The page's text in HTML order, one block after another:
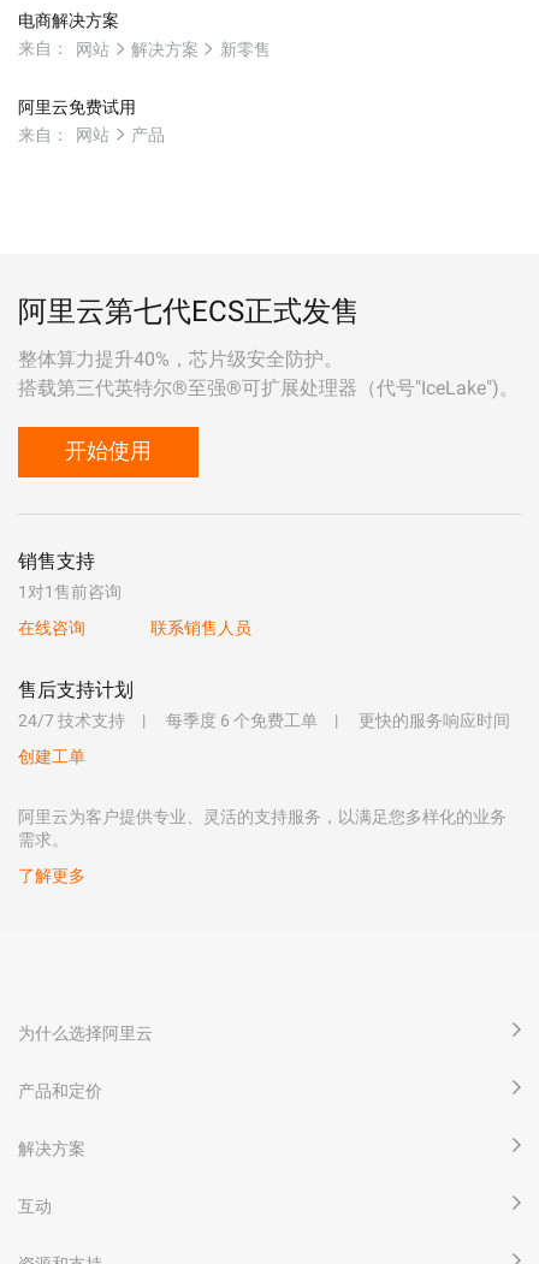
电商解决方案
来自：
网站 解决方案 新零售
阿里云免费试用
来自：
网站 产品
阿里云第七代ECS正式发售
整体算力提升40%，芯片级安全防护。
搭载第三代英特尔®至强®可扩展处理器（代号"IceLake")。
开始使用
销售支持
1对1售前咨询
在线咨询
联系销售人员
售后支持计划
24/7 技术支持 每季度 6 个免费工单
更快的服务响应时间
创建工单
阿里云为客户提供专业、灵活的支持服务，以满足您多样化的业务
需求。
了解更多
为什么选择阿里云
产品和定价
解决方案
互动